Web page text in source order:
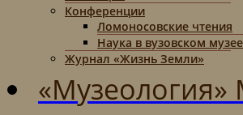
Конференции
Ломоносовские чтения
Наука в вузовском музее
Журнал «Жизнь Земли»